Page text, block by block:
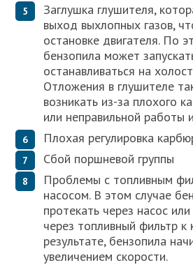
Заглушка глушителя,
выход выхлопных газов,
остановке двигателя. По
бензопила может
останавливаться на
Отложения в глушителе
возникать из-за плохого
или неправильной работы
Плохая регулировка
Сбой поршневой группы
Проблемы с топливным
насосом. В этом случае
протекать через насос
через топливный фильтр к
результате, бензопила
увеличением скорости.